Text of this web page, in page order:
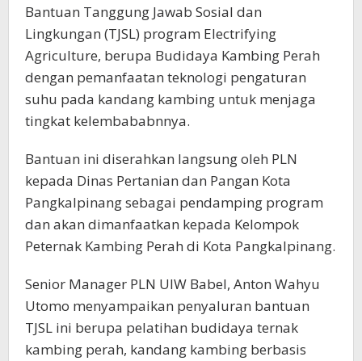
Bantuan Tanggung Jawab Sosial dan
Lingkungan (TJSL) program Electrifying
Agriculture, berupa Budidaya Kambing Perah
dengan pemanfaatan teknologi pengaturan
suhu pada kandang kambing untuk menjaga
tingkat kelembababnnya.
Bantuan ini diserahkan langsung oleh PLN
kepada Dinas Pertanian dan Pangan Kota
Pangkalpinang sebagai pendamping program
dan akan dimanfaatkan kepada Kelompok
Peternak Kambing Perah di Kota Pangkalpinang.
Senior Manager PLN UIW Babel, Anton Wahyu
Utomo menyampaikan penyaluran bantuan
TJSL ini berupa pelatihan budidaya ternak
kambing perah, kandang kambing berbasis